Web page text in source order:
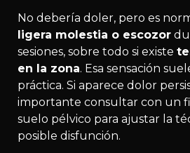
No debería doler, pero es
ligera molestia o escozor
sesiones, sobre todo si existe
en la zona. Esa sensación
práctica. Si aparece dolor
importante consultar con un
suelo pélvico para ajustar la
posible disfunción.